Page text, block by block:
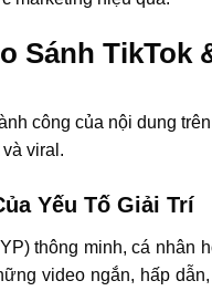
Sánh TikTok
công của nội dung
viral.
Yếu Tố Giải Trí
thông minh, cá
video ngắn, hấp